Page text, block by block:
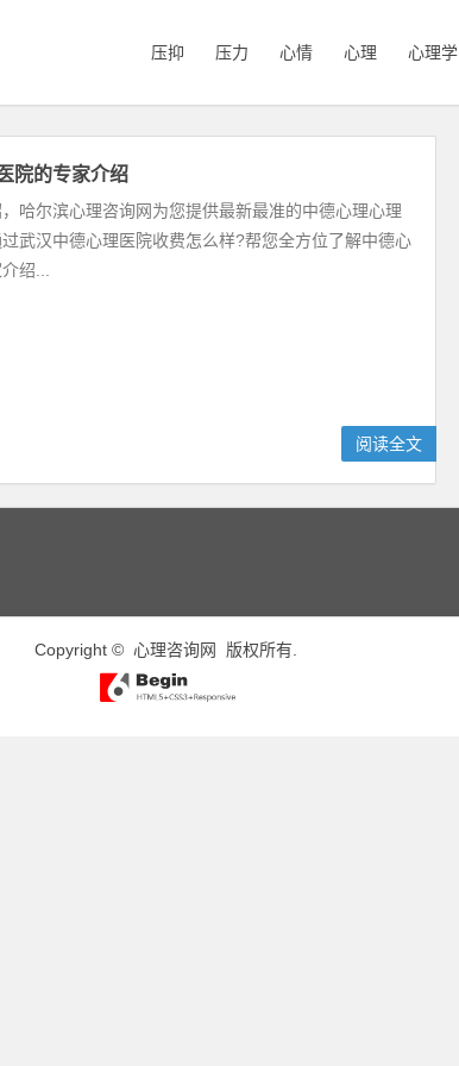
压抑 压力 心情 心理 心理学
院的专家介绍
哈尔滨心理咨询网为您提供最新最准的中德心理心理
武汉中德心理医院收费怎么样?帮您全方位了解中德心
绍...
阅读全文
Copyright © 心理咨询网 版权所有.